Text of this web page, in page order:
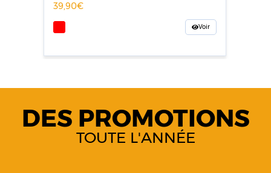
39,90
Voir
DES PROMOTIONS
TOUTE L'ANNÉE